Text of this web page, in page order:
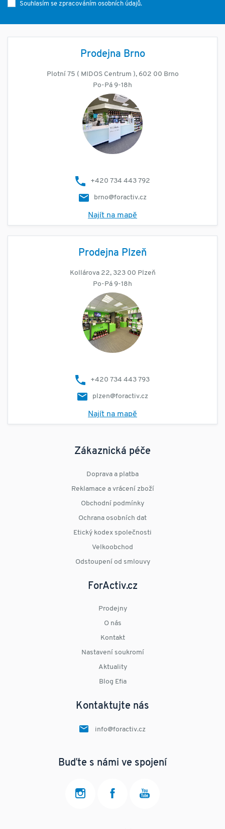
Souhlasím se zpracováním osobních údajů.
Prodejna Brno
Plotní 75 ( MIDOS Centrum ), 602 00 Brno
Po-Pá 9-18h
+420 734 443 792
brno@foractiv.cz
Najít na mapě
Prodejna Plzeň
Kollárova 22, 323 00 Plzeň
Po-Pá 9-18h
+420 734 443 793
plzen@foractiv.cz
Najít na mapě
Zákaznická péče
Doprava a platba
Reklamace a vrácení zboží
Obchodní podmínky
Ochrana osobních dat
Etický kodex společnosti
Velkoobchod
Odstoupení od smlouvy
ForActiv.cz
Prodejny
O nás
Kontakt
Nastavení soukromí
Aktuality
Blog Efia
Kontaktujte nás
info@foractiv.cz
Buďte s námi ve spojení